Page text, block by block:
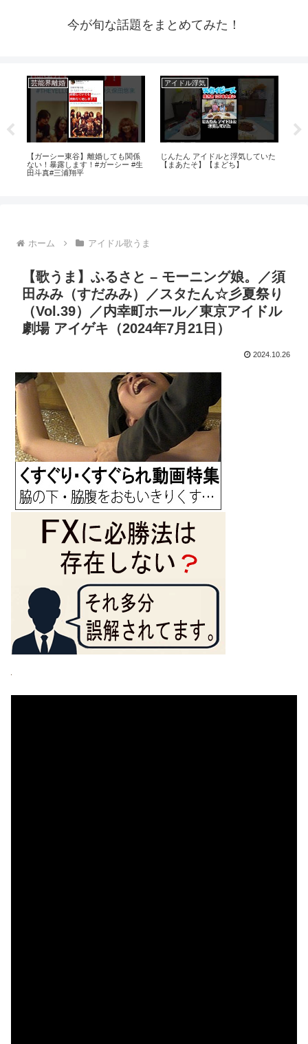
今が旬な話題をまとめてみた！
芸能界離婚
【ガーシー東谷】離婚しても関係
ない！暴露します！#ガーシー #生
田斗真#三浦翔平
アイドル浮気
じんたん アイドルと浮気していた
【まあたそ】【まどち】
ホーム アイドル歌うま
【歌うま】ふるさと – モーニング娘。／須
田みみ（すだみみ）／スタたん☆彡夏祭り
（Vol.39）／内幸町ホール／東京アイドル
劇場 アイゲキ（2024年7月21日）
2024.10.26